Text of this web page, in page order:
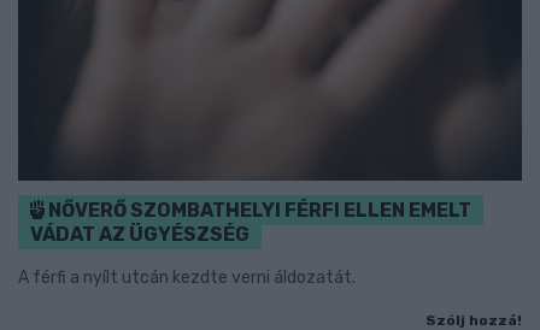
NŐVERŐ SZOMBATHELYI FÉRFI ELLEN EMELT
VÁDAT AZ ÜGYÉSZSÉG
A férfi a nyílt utcán kezdte verni áldozatát.
Szólj hozzá!